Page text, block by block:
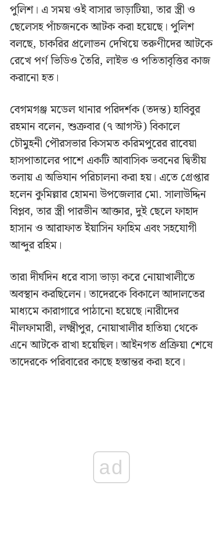
পুলিশ। এ সময় ওই বাসার ভাড়াটিয়া, তার স্ত্রী ও
ছেলেসহ পাঁচজনকে আটক করা হয়েছে। পুলিশ
বলছে, চাকরির প্রলোভন দেখিয়ে তরুণীদের আটকে
রেখে পর্ণ ভিডিও তৈরি, লাইভ ও পতিতাবৃত্তির কাজ
করানো হত।
বেগমগঞ্জ মডেল থানার পরিদর্শক (তদন্ত) হাবিবুর
রহমান বলেন, শুক্রবার (৭ আগস্ট) বিকালে
চৌমুহনী পৌরসভার কিসমত করিমপুরের রাবেয়া
হাসপাতালের পাশে একটি আবাসিক ভবনের দ্বিতীয়
তলায় এ অভিযান পরিচালনা করা হয়। এতে গ্রেপ্তার
হলেন কুমিল্লার হোমনা উপজেলার মো. সালাউদ্দিন
বিপ্লব, তার স্ত্রী পারভীন আক্তার, দুই ছেলে ফাহাদ
হাসান ও আরাফাত ইয়াসিন ফাহিম এবং সহযোগী
আব্দুর রহিম।
তারা দীর্ঘদিন ধরে বাসা ভাড়া করে নোয়াখালীতে
অবস্থান করছিলেন। তাদেরকে বিকালে আদালতের
মাধ্যমে কারাগারে পাঠানো হয়েছে।নারীদের
নীলফামারী, লক্ষ্মীপুর, নোয়াখালীর হাতিয়া থেকে
এনে আটকে রাখা হয়েছিল। আইনগত প্রক্রিয়া শেষে
তাদেরকে পরিবারের কাছে হস্তান্তর করা হবে।
ad